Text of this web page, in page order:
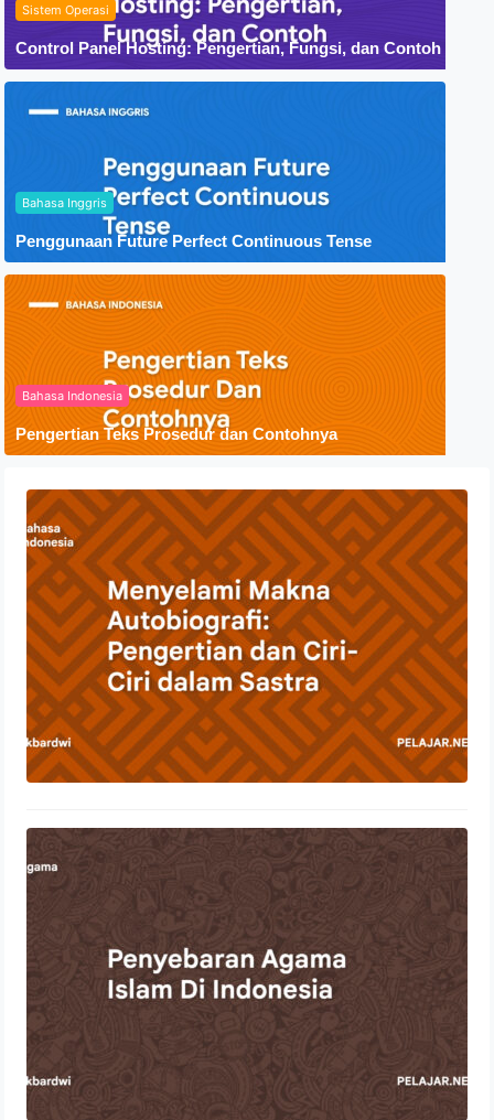
Sistem Operasi
Control Panel Hosting: Pengertian, Fungsi, dan Contoh
Bahasa Inggris
Penggunaan Future Perfect Continuous Tense
Bahasa Indonesia
Pengertian Teks Prosedur dan Contohnya
Menyelami Makna Autobiografi:
Pengertian dan Ciri-Ciri dalam Sastra
23 Oktober 2023
Penyebaran Agama Islam Di
Indonesia
22 Oktober 2023